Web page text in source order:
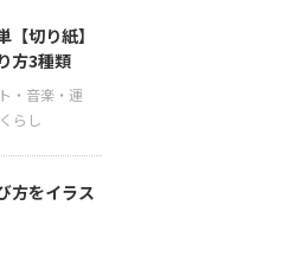
切り紙】
方3種類
方をイラス